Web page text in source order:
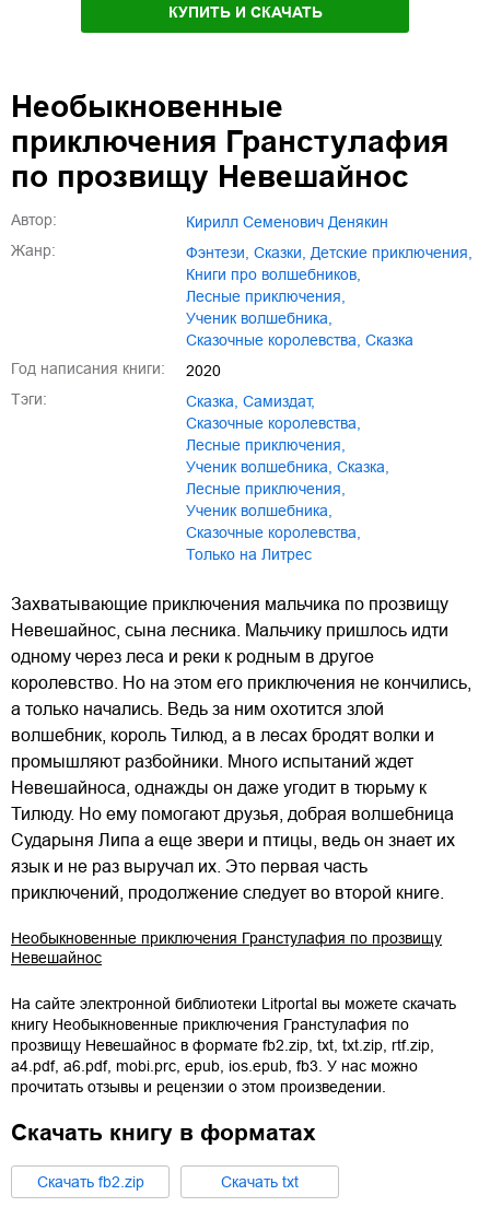
КУПИТЬ И СКАЧАТЬ
Необыкновенные
приключения Гранстулафия
по прозвищу Невешайнос
Автор:
Кирилл Семенович Денякин
Жанр:
фэнтези сказки детские приключения
книги про волшебников
лесные приключения
ученик волшебника
сказочные королевства
сказка
Год написания книги:
2020
Тэги:
сказка Самиздат,
сказочные королевства
лесные приключения
ученик волшебника
Сказка
Лесные приключения
Ученик волшебника
Сказочные королевства
Только на Литрес
Захватывающие приключения мальчика по прозвищу
Невешайнос, сына лесника. Мальчику пришлось идти
одному через леса и реки к родным в другое
королевство. Но на этом его приключения не кончились,
а только начались. Ведь за ним охотится злой
волшебник, король Тилюд, а в лесах бродят волки и
промышляют разбойники. Много испытаний ждет
Невешайноса, однажды он даже угодит в тюрьму к
Тилюду. Но ему помогают друзья, добрая волшебница
Сударыня Липа а еще звери и птицы, ведь он знает их
язык и не раз выручал их. Это первая часть
приключений, продолжение следует во второй книге.
Необыкновенные приключения Гранстулафия по прозвищу
Невешайнос
На сайте электронной библиотеки Litportal вы можете скачать
книгу Необыкновенные приключения Гранстулафия по
прозвищу Невешайнос в формате fb2.zip txt txt.zip rtf.zip
a4.pdf, a6.pdf, mobi.prc epub ios.epub fb3 . У нас можно
прочитать отзывы и рецензии о этом произведении.
Скачать книгу в форматах
Cкачать fb2.zip Cкачать txt